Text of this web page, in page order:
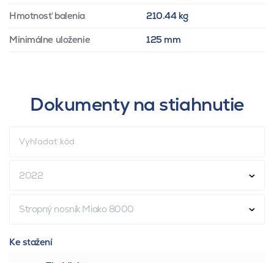
Hmotnosť balenia 210.44 kg
Minimálne uloženie 125 mm
Dokumenty na stiahnutie
2022
Stropný nosník Miako 8000
Ke stažení